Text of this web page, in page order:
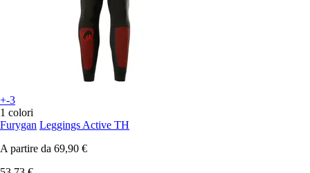
+-3
1 colori
Furygan Leggings Active TH
A partire da 69,90 €